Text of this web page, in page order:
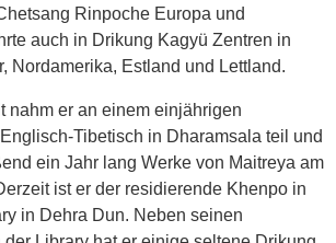
Rinpoche Europa und
auch in Drikung Kagyü Zentren in
Nordamerika, Estland und Lettland.
nahm er an einem einjährigen
Tibetisch in Dharamsala teil und
ein Jahr lang Werke von Maitreya am
ist er der residierende Khenpo in
in Dehra Dun. Neben seinen